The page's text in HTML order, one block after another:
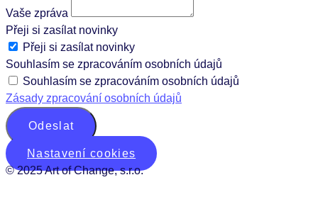
Vaše zpráva
Přeji si zasílat novinky
Přeji si zasílat novinky
Souhlasím se zpracováním osobních údajů
Souhlasím se zpracováním osobních údajů
Zásady zpracování osobních údajů
Odeslat
Nastavení cookies
© 2025 Art of Change, s.r.o.